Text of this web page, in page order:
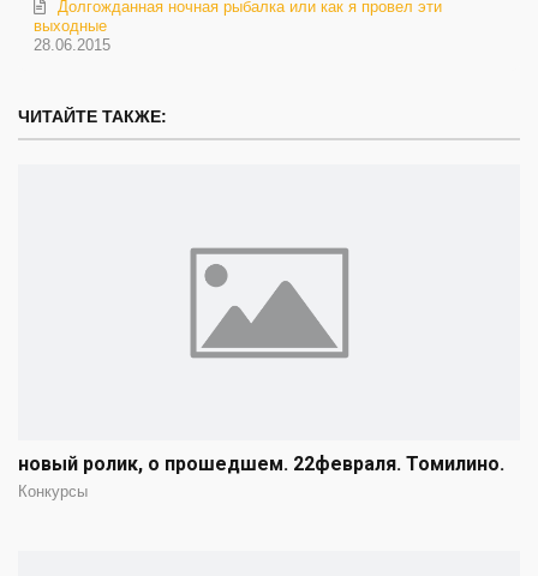
28.06.2015
Долгожданная ночная рыбалка или как я провел эти
выходные
ЧИТАЙТЕ ТАКЖЕ:
новый ролик, о прошедшем. 22февраля. Томилино.
Конкурсы